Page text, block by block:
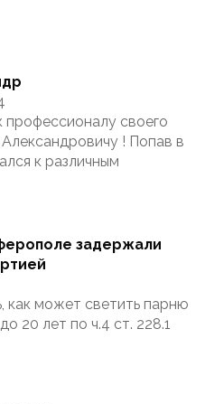
профессионалу своего
! Попав в
к различным
задержали
как может светить парню
20 лет по ч.4 ст. 228.1